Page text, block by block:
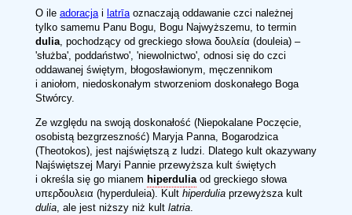
O ile adoracjai latrīaoznaczają oddawanie czci należnej
tylko samemu Panu Bogu, Bogu Najwyższemu, to termin
dulia, pochodzący od greckiego słowa δουλεία (douleia) –
'służba', poddaństwo', 'niewolnictwo', odnosi się do czci
oddawanej świętym, błogosławionym, męczennikom
i aniołom, niedoskonałym stworzeniom doskonałego Boga
Stwórcy.
Ze względu na swoją doskonałość (Niepokalane Poczęcie,
osobistą bezgrzeszność) Maryja Panna, Bogarodzica
(Theotokos), jest najświętszą z ludzi. Dlatego kult okazywany
Najświętszej Maryi Pannie przewyższa kult świętych
i określa się go mianem hiperdulia od greckiego słowa
υπερδουλεια (hyperduleia). Kult hiperdulia przewyższa kult
dulia, ale jest niższy niż kult latria.